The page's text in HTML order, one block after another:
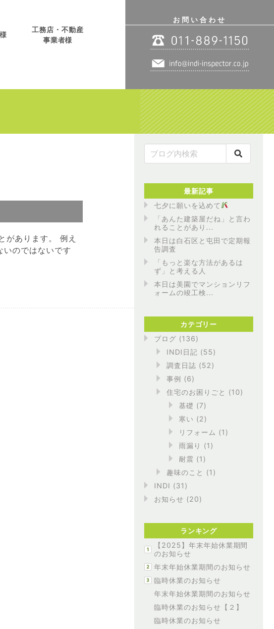
工務店・不動産
事業者様
お問い合わせ
があります。 例え
いのではないです
最新記事
七夕に願いを込めて
「あんた建築屋だね」と言わ
れることがあり...
本日は白石区と屯田で定期報
告調査
「もっと楽な方法があるは
ず」と考える人
本日は美園でマンションリフ
ォームの竣工検...
カテゴリー
ブログ (136)
INDI日記 (55)
調査日誌 (52)
事例 (6)
住宅のお困りごと (10)
基礎 (7)
寒い (2)
リフォーム (1)
雨漏り (1)
耐震 (1)
趣味のこと (1)
INDI (31)
お知らせ (20)
ランキング
【2025】年末年始休業期間
のお知らせ
年末年始休業期間のお知らせ
臨時休業のお知らせ
年末年始休業期間のお知らせ
臨時休業のお知らせ【２】
臨時休業のお知らせ